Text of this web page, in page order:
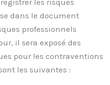
dans le document
professionnels
il sera exposé des
pour les contraventions
les suivantes :